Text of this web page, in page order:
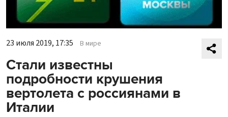
23 июля 2019, 17:35 В мире
Стали известны
подробности крушения
вертолета с россиянами в
Италии